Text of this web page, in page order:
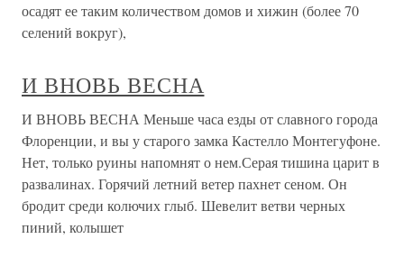
осадят ее таким количеством домов и хижин (более 70
селений вокруг),
И ВНОВЬ ВЕСНА
И ВНОВЬ ВЕСНА Меньше часа езды от славного города
Флоренции, и вы у старого замка Кастелло Монтегуфоне.
Нет, только руины напомнят о нем.Серая тишина царит в
развалинах. Горячий летний ветер пахнет сеном. Он
бродит среди колючих глыб. Шевелит ветви черных
пиний, колышет